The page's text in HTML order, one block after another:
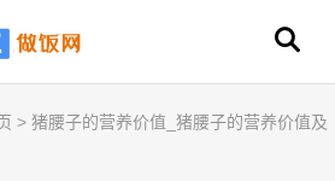
> 猪腰子的营养价值_猪腰子的营养价值及